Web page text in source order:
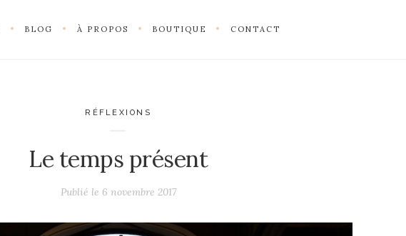
BLOG À PROPOS BOUTIQUE CONTACT
RÉFLEXIONS
Le temps présent
Publié le 6 novembre 2017